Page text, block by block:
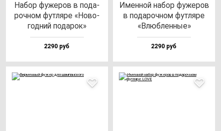
Набор фу­же­ров в по­да­
роч­ном фут­ля­ре «Ново­
год­ний по­да­рок»
2290 руб
Имен­ной на­бор фу­же­ров
в по­да­роч­ном фут­ля­ре
«Влюб­лен­ные»
2290 руб